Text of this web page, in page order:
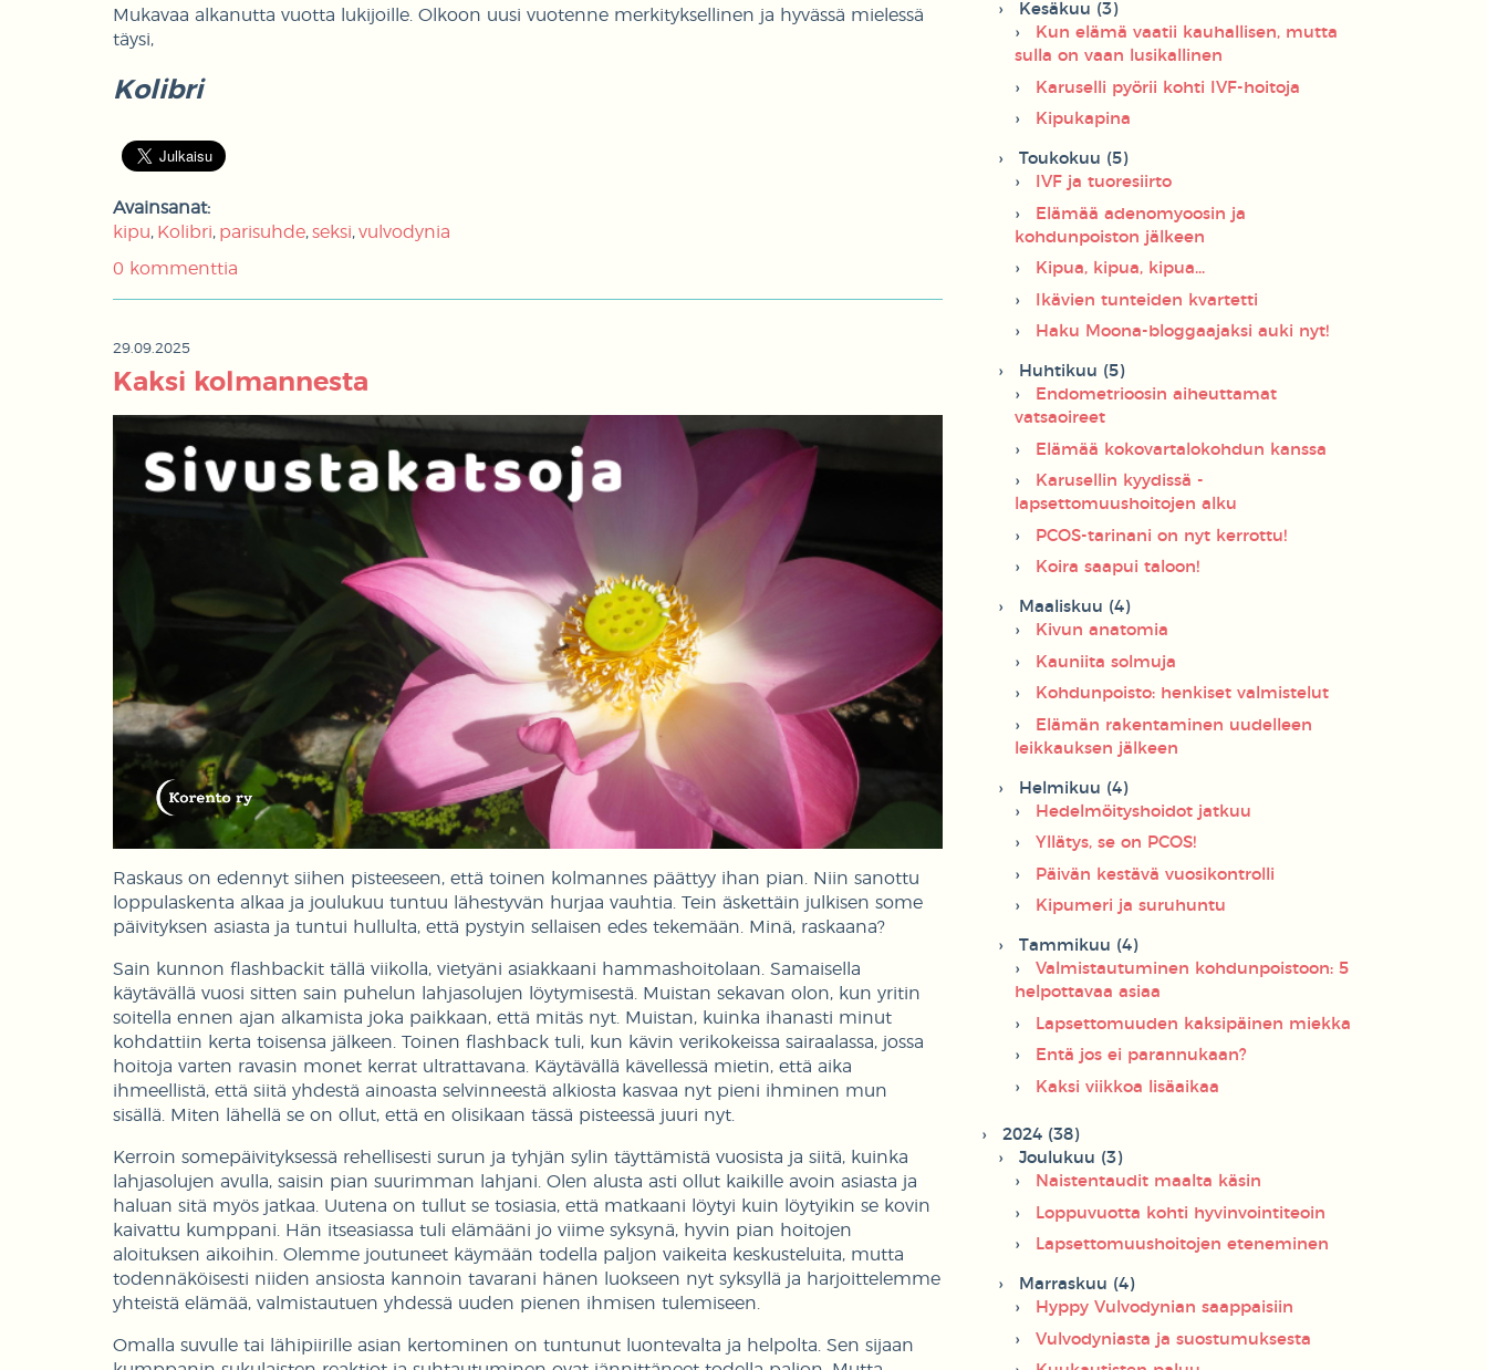
Mukavaa alkanutta vuotta lukijoille. Olkoon uusi vuotenne merkityksellinen ja hyvässä mielessä
täysi,
Kolibri
Avainsanat:
kipu
Kolibri parisuhde seksi vulvodynia
0 kommenttia
29.09.2025
Kaksi kolmannesta
Raskaus on edennyt siihen pisteeseen, että toinen kolmannes päättyy ihan pian. Niin sanottu
loppulaskenta alkaa ja joulukuu tuntuu lähestyvän hurjaa vauhtia. Tein äskettäin julkisen some
päivityksen asiasta ja tuntui hullulta, että pystyin sellaisen edes tekemään. Minä, raskaana?
Sain kunnon flashbackit tällä viikolla, vietyäni asiakkaani hammashoitolaan. Samaisella
käytävällä vuosi sitten sain puhelun lahjasolujen löytymisestä. Muistan sekavan olon, kun yritin
soitella ennen ajan alkamista joka paikkaan, että mitäs nyt. Muistan, kuinka ihanasti minut
kohdattiin kerta toisensa jälkeen. Toinen flashback tuli, kun kävin verikokeissa sairaalassa, jossa
hoitoja varten ravasin monet kerrat ultrattavana. Käytävällä kävellessä mietin, että aika
ihmeellistä, että siitä yhdestä ainoasta selvinneestä alkiosta kasvaa nyt pieni ihminen mun
sisällä. Miten lähellä se on ollut, että en olisikaan tässä pisteessä juuri nyt.
Kerroin somepäivityksessä rehellisesti surun ja tyhjän sylin täyttämistä vuosista ja siitä, kuinka
lahjasolujen avulla, saisin pian suurimman lahjani. Olen alusta asti ollut kaikille avoin asiasta ja
haluan sitä myös jatkaa. Uutena on tullut se tosiasia, että matkaani löytyi kuin löytyikin se kovin
kaivattu kumppani. Hän itseasiassa tuli elämääni jo viime syksynä, hyvin pian hoitojen
aloituksen aikoihin. Olemme joutuneet käymään todella paljon vaikeita keskusteluita, mutta
todennäköisesti niiden ansiosta kannoin tavarani hänen luokseen nyt syksyllä ja harjoittelemme
yhteistä elämää, valmistautuen yhdessä uuden pienen ihmisen tulemiseen.
Omalla suvulle tai lähipiirille asian kertominen on tuntunut luontevalta ja helpolta. Sen sijaan
Kesäkuu (3)
Kun elämä vaatii kauhallisen, mutta
sulla on vaan lusikallinen
Karuselli pyörii kohti IVF-hoitoja
Kipukapina
Toukokuu (5)
IVF ja tuoresiirto
Elämää adenomyoosin ja
kohdunpoiston jälkeen
Kipua, kipua, kipua...
Ikävien tunteiden kvartetti
Haku Moona-bloggaajaksi auki nyt!
Huhtikuu (5)
Endometrioosin aiheuttamat
vatsaoireet
Elämää kokovartalokohdun kanssa
Karusellin kyydissä -
lapsettomuushoitojen alku
PCOS-tarinani on nyt kerrottu!
Koira saapui taloon!
Maaliskuu (4)
Kivun anatomia
Kauniita solmuja
Kohdunpoisto: henkiset valmistelut
Elämän rakentaminen uudelleen
leikkauksen jälkeen
Helmikuu (4)
Hedelmöityshoidot jatkuu
Yllätys, se on PCOS!
Päivän kestävä vuosikontrolli
Kipumeri ja suruhuntu
Tammikuu (4)
Valmistautuminen kohdunpoistoon: 5
helpottavaa asiaa
Lapsettomuuden kaksipäinen miekka
Entä jos ei parannukaan?
Kaksi viikkoa lisäaikaa
2024 (38)
Joulukuu (3)
Naistentaudit maalta käsin
Loppuvuotta kohti hyvinvointiteoin
Lapsettomuushoitojen eteneminen
Marraskuu (4)
Hyppy Vulvodynian saappaisiin
Vulvodyniasta ja suostumuksesta